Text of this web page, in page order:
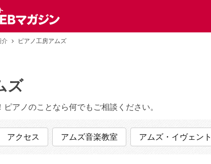
介 ピアノ工房アムズ
ズ
アノのことなら何でもご相談ください。
アクセス アムズ音楽教室 アムズ・イヴェント